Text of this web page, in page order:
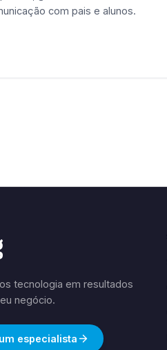
com pais e alunos.
tecnologia em resultados
negócio.
especialista